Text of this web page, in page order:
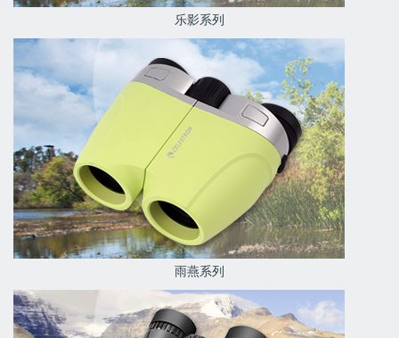
乐影系列
雨燕系列